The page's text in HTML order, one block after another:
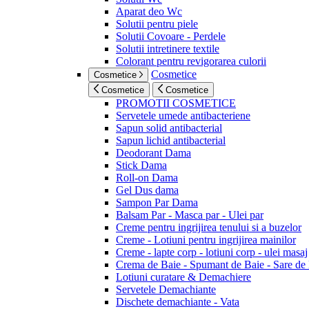
Aparat deo Wc
Solutii pentru piele
Solutii Covoare - Perdele
Solutii intretinere textile
Colorant pentru revigorarea culorii
Cosmetice Cosmetice
Cosmetice Cosmetice
PROMOTII COSMETICE
Servetele umede antibacteriene
Sapun solid antibacterial
Sapun lichid antibacterial
Deodorant Dama
Stick Dama
Roll-on Dama
Gel Dus dama
Sampon Par Dama
Balsam Par - Masca par - Ulei par
Creme pentru ingrijirea tenului si a buzelor
Creme - Lotiuni pentru ingrijirea mainilor
Creme - lapte corp - lotiuni corp - ulei masaj
Crema de Baie - Spumant de Baie - Sare de
Lotiuni curatare & Demachiere
Servetele Demachiante
Dischete demachiante - Vata